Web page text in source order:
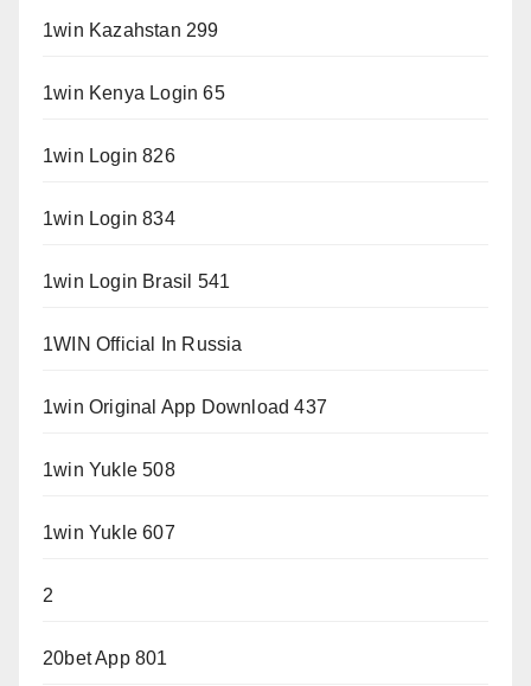
1win Kazahstan 299
1win Kenya Login 65
1win Login 826
1win Login 834
1win Login Brasil 541
1WIN Official In Russia
1win Original App Download 437
1win Yukle 508
1win Yukle 607
2
20bet App 801